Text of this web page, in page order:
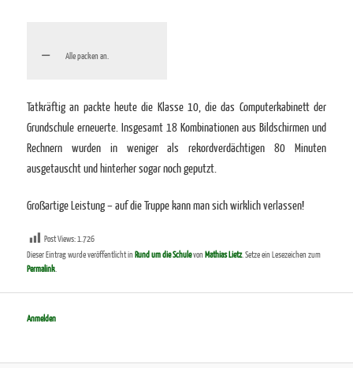
Alle packen an.
Tatkräftig an packte heute die Klasse 10, die das Computerkabinett der
Grundschule erneuerte. Insgesamt 18 Kombinationen aus Bildschirmen und
Rechnern wurden in weniger als rekordverdächtigen 80 Minuten
ausgetauscht und hinterher sogar noch geputzt.
Großartige Leistung – auf die Truppe kann man sich wirklich verlassen!
Post Views:1.726
Dieser Eintrag wurde veröffentlicht inRund um die SchulevonMathias Lietz. Setze ein Lesezeichen zum
Permalink
Anmelden